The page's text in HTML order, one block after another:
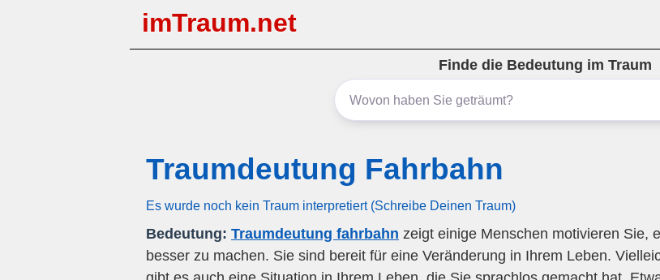
imTraum.net
Finde die Bedeutung im Traum
Traumdeutung Fahrbahn
Es wurde noch kein Traum interpretiert (Schreibe Deinen Traum)
Bedeutung: Traumdeutung fahrbahn zeigt einige Menschen motivieren Sie,
besser zu machen. Sie sind bereit für eine Veränderung in Ihrem Leben.